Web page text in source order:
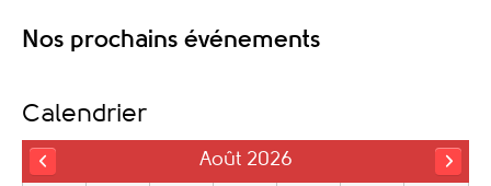
Nos prochains événements
Calendrier
Août 2026